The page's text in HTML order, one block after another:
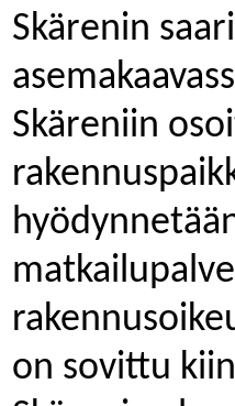
Skärenin
Skäreniin
on sovittu